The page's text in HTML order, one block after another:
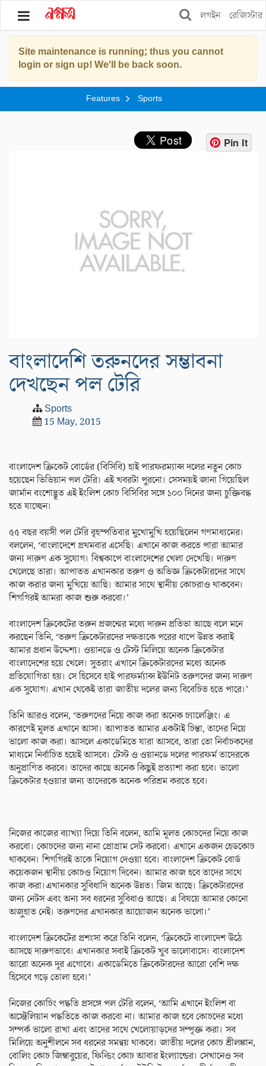
ব্লগ
লগইন রেজিস্টার
Site maintenance is running; thus you cannot
login or sign up! We'll be back soon.
Features Sports
Pin It
বাংলাদেশি তরুনদের সম্ভাবনা
দেখছেন পল টেরি
Sports
15 May, 2015
বাংলাদেশ ক্রিকেট বোর্ডের (বিসিবি) হাই পারফরম্যান্স দলের নতুন কোচ
হয়েছেন ভিভিয়ান পল টেরি। এই খবরটা পুরনো। সেসময়ই জানা গিয়েছিল
জার্মান বংশোদ্ভূত এই ইংলিশ কোচ বিসিবির সঙ্গে ১০০ দিনের জন্য চুক্তিবদ্ধ
হতে যাচ্ছেন।
৫৫ বছর বয়সী পল টেরি বৃহস্পতিবার মুখোমুখি হয়েছিলেন গণমাধ্যমের।
বললেন, ‘বাংলাদেশে প্রথমবার এসেছি। এখানে কাজ করতে পারা আমার
জন্য দারুণ এক সুযোগ। বিশ্বকাপে বাংলাদেশের খেলা দেখেছি। দারুণ
খেলেছে তারা। আপাতত এখানকার তরুণ ও অভিজ্ঞ ক্রিকেটারদের সাথে
কাজ করার জন্য মুখিয়ে আছি। আমার সাথে স্থানীয় কোচরাও থাকবেন।
শিগগিরই আমরা কাজ শুরু করবো।’
বাংলাদেশ ক্রিকেটের তরুন প্রজন্মের মধ্যে দারুন প্রতিভা আছে বলে মনে
করছেন তিনি, ‘তরুণ ক্রিকেটারদের দক্ষতাকে পরের ধাপে উন্নত করাই
আমার প্রধান উদ্দেশ্য। ওয়ানডে ও টেস্ট মিলিয়ে অনেক ক্রিকেটার
বাংলাদেশের হয়ে খেলে। সুতরাং এখানে ক্রিকেটারদের মধ্যে অনেক
প্রতিযোগিতা হয়। সে হিসেবে হাই পারফর্ম্যান্স ইউনিট তরুণদের জন্য দারুণ
এক সুযোগ। এখান থেকেই তারা জাতীয় দলের জন্য বিবেচিত হতে পারে।’
তিনি আরও বলেন, ‘তরুণদের নিয়ে কাজ করা অনেক চ্যালেঞ্জিং। এ
কারণেই মূলত এখানে আসা। আপাতত আমার একটাই চিন্তা, তাদের নিয়ে
ভালো কাজ করা। আসলে একাডেমিতে যারা আসবে, তারা তো নির্বাচকদের
মাধ্যমে নির্বাচিত হয়েই আসবে। টেস্ট ও ওয়ানডে দলের পারফর্ম তাদেরকে
অনুপ্রাণিত করবে। তাদের কাছে অনেক কিছুই প্রত্যাশা করা হবে। ভালো
ক্রিকেটার হওয়ার জন্য তাদেরকে অনেক পরিশ্রম করতে হবে।
নিজের কাজের ব্যাখ্যা দিয়ে তিনি বলেন, আমি মূলত কোচদের নিয়ে কাজ
করবো। কোচদের জন্য নানা প্রোগ্রাম সেট করবো। এখানে একজন হেডকোচ
থাকবেন। শিগগিরই তাকে নিয়োগ দেওয়া হবে। বাংলাদেশ ক্রিকেট বোর্ড
কয়েকজন স্থানীয় কোচও নিয়োগ দিবেন। আমার কাজ হবে তাদের সাথে
কাজ করা।এখানকার সুবিধাদি অনেক উন্নত। জিম আছে। ক্রিকেটারদের
জন্য নেটস এবং অন্য সব ধরনের সুবিধাও আছে। এ বিষয়ে আমার কোনো
অজুহাত নেই। তরুণদের এখানকার আয়োজন অনেক ভালো।’
বাংলাদেশ ক্রিকেটের প্রশংসা করে তিনি বলেন, ‘ক্রিকেটে বাংলাদেশ উঠে
আসছে দারুণভাবে। এখানকার সবাই ক্রিকেট খুব ভালোবাসে। বাংলাদেশ
আরো অনেক দূর এগোবে। একাডেমিতে ক্রিকেটারদের আরো বেশি দক্ষ
হিসেবে গড়ে তোলা হবে।’
নিজের কোচিং পদ্ধতি প্রসঙ্গে পল টেরি বলেন, ‘আমি এখানে ইংলিশ বা
অস্ট্রেলিয়ান পদ্ধতিতে কাজ করবো না। আমার কাজ হবে কোচদের মধ্যে
সম্পর্ক ভালো রাখা এবং তাদের সাথে খেলোয়াড়দের সম্পৃক্ত করা। সব
মিলিয়ে অনুশীলনে সব ধরনের সমন্বয় থাকবে। জাতীয় দলের কোচ শ্রীলঙ্কান,
বোলিং কোচ জিম্বাবুয়ের, ফিল্ডিং কোচ আবার ইংল্যান্ডের। সেখানেও সব